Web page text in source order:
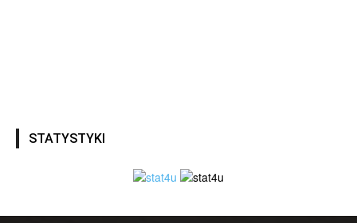
STATYSTYKI